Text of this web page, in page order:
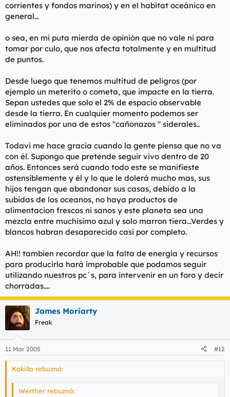
corrientes y fondos marinos) y en el habitat oceánico en
general...
o sea, en mi puta mierda de opinión que no vale ni para
tomar por culo, que nos afecta totalmente y en multitud
de puntos.
Desde luego que tenemos multitud de peligros (por
ejemplo un meterito o cometa, que impacte en la tierra.
Sepan ustedes que solo el 2% de espacio observable
desde la tierra. En cualquier momento podemos ser
eliminados por una de estos "cañonazos " siderales..
Todavi me hace gracia cuando la gente piensa que no va
con él. Supongo que pretende seguir vivo dentro de 20
años. Entonces será cuando todo este se manifieste
ostensiblemente y él y lo que le dolerá mucho mas, sus
hijos tengan que abandonar sus casas, debido a la
subidas de los oceanos, no haya productos de
alimentacion frescos ni sanos y este planeta sea una
mezcla entre muchisimo azul y solo marron tiera...Verdes y
blancos habran desaparecido casi por completo.
AH!! tambien recordar que la falta de energia y recursos
para producirla hará improbable que podamos seguir
utilizando nuestros pc´s, para intervenir en un foro y decir
chorradas....
James Moriarty
Freak
11 Mar 2005 #12
Kokillo rebuznó:
Werther rebuznó: